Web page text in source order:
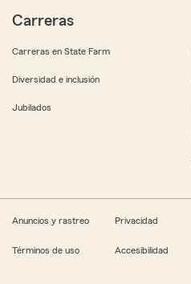
Carreras
Carreras en State Farm
Diversidad e inclusión
Jubilados
Anuncios y rastreo Privacidad
Términos de uso Accesibilidad